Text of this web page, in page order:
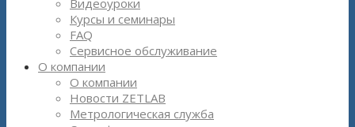
Видеоуроки
Курсы и семинары
FAQ
Сервисное обслуживание
О компании
О компании
Новости ZETLAB
Метрологическая служба